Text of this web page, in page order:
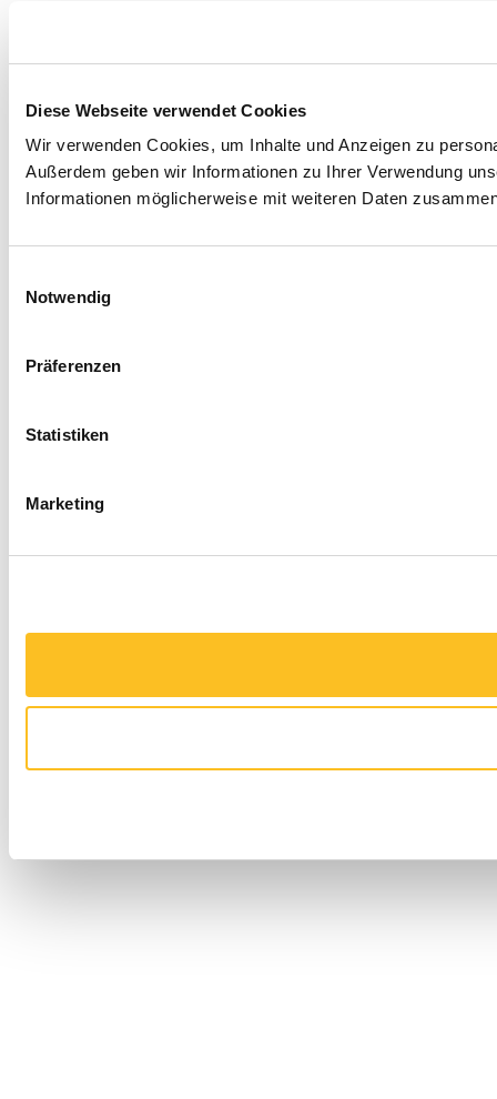
Diese Webseite verwendet Cookies
Wir verwenden Cookies, um Inhalte und Anzeigen zu
Außerdem geben wir Informationen zu Ihrer Verwendung
Informationen möglicherweise mit weiteren Daten
Notwendig
Präferenzen
Statistiken
Marketing